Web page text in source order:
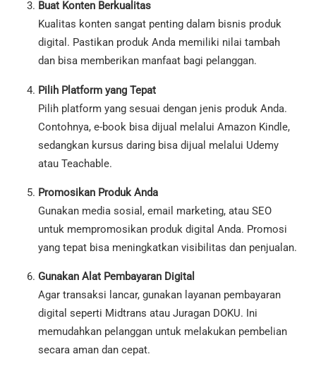
Buat Konten Berkualitas
Kualitas konten sangat penting dalam bisnis produk
digital. Pastikan produk Anda memiliki nilai tambah
dan bisa memberikan manfaat bagi pelanggan.
Pilih Platform yang Tepat
Pilih platform yang sesuai dengan jenis produk Anda.
Contohnya, e-book bisa dijual melalui Amazon Kindle,
sedangkan kursus daring bisa dijual melalui Udemy
atau Teachable.
Promosikan Produk Anda
Gunakan media sosial, email marketing, atau SEO
untuk mempromosikan produk digital Anda. Promosi
yang tepat bisa meningkatkan visibilitas dan penjualan.
Gunakan Alat Pembayaran Digital
Agar transaksi lancar, gunakan layanan pembayaran
digital seperti Midtrans atau Juragan DOKU. Ini
memudahkan pelanggan untuk melakukan pembelian
secara aman dan cepat.